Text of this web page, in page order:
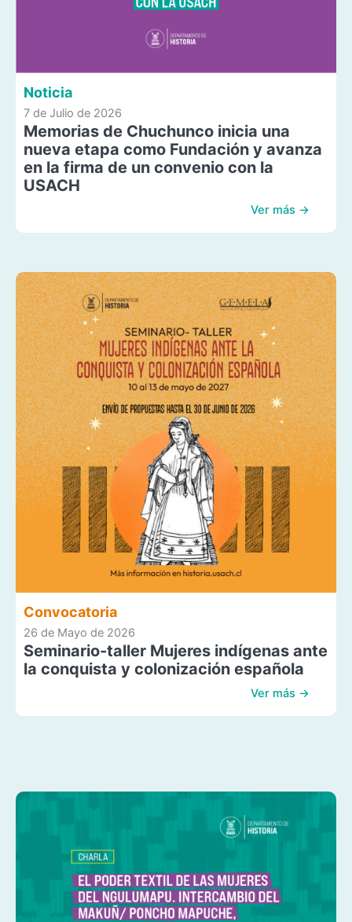
Noticia
7 de Julio de 2026
Memorias de Chuchunco inicia una
nueva etapa como Fundación y avanza
en la firma de un convenio con la
USACH
Ver más →
Convocatoria
26 de Mayo de 2026
Seminario-taller Mujeres indígenas ante
la conquista y colonización española
Ver más →